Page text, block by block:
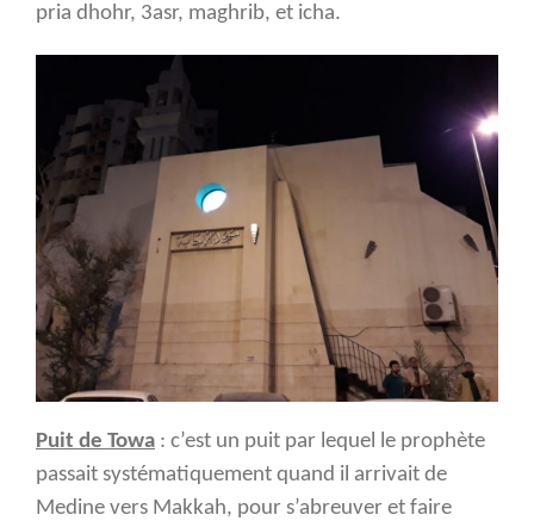
pria dhohr, 3asr, maghrib, et icha.
Puit de Towa : c’est un puit par lequel le prophète
passait systématiquement quand il arrivait de
Medine vers Makkah, pour s’abreuver et faire